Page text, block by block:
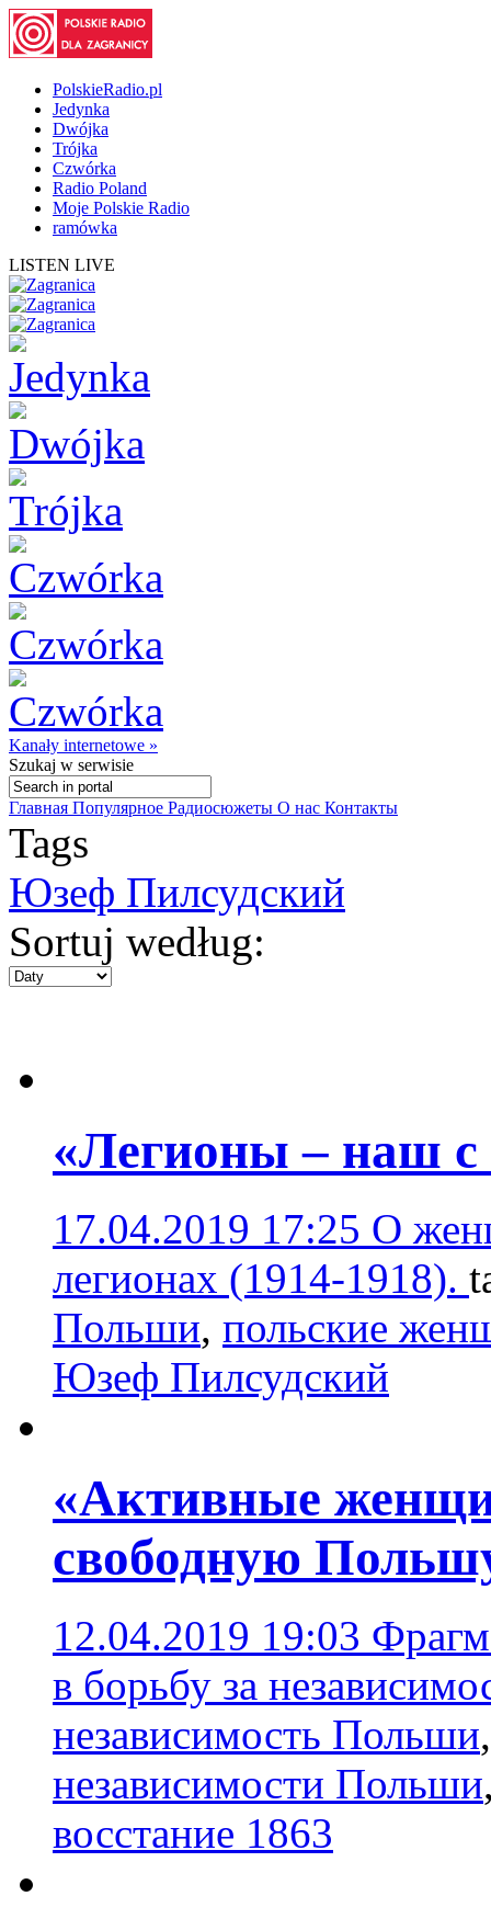
PolskieRadio.pl
Jedynka
Dwójka
Trójka
Czwórka
Radio Poland
Moje Polskie Radio
ramówka
LISTEN LIVE
Kanały internetowe »
Szukaj w serwisie
Главная Популярное Радиосюжеты О нас Контакты
Tags
Юзеф Пилсудский
Sortuj według:
«Легионы – наш с
17.04.2019 17:25 О
легионах (1914-1918).
Польши, польские
Юзеф Пилсудский
«Активные
свободную
12.04.2019 19:03
в борьбу за
независимость Польши
независимости Польши
восстание 1863